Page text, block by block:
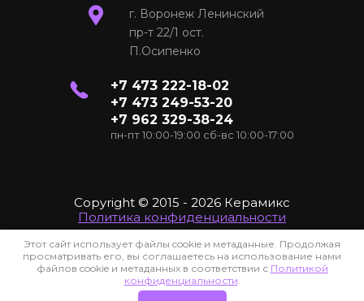
Этот сайт использует файлы cookie и метаданные. Продолжая
просматривать его, вы соглашаетесь на использование нами
файлов cookie и метаданных в соответствии с Политикой
конфиденциальности.
г. Воронеж Ленинский
пр-т 22/1 ост.
П.Осипенко
+7 473 222-18-02
+7 473 249-53-20
+7 962 329-38-24
пн-пт 10:00-19:00 сб-вс 10:00-17:00
Copyright © 2015 - 2026 Керамикс
Политика конфиденциальности
Наполнение и Продвижение сайта: Виталий +7 919 243-71-65
Сайт создан в:megagroup.ru